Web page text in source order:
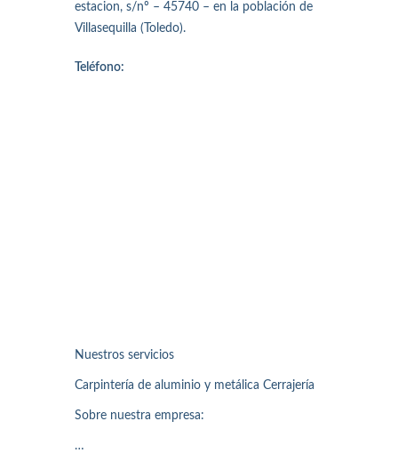
estacion, s/nº – 45740 – en la población de
Villasequilla (Toledo).
Teléfono:
Nuestros servicios
Carpintería de aluminio y metálica Cerrajería
Sobre nuestra empresa:
…